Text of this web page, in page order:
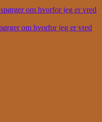
om hvorfor jeg er vred
om hvorfor jeg er vred